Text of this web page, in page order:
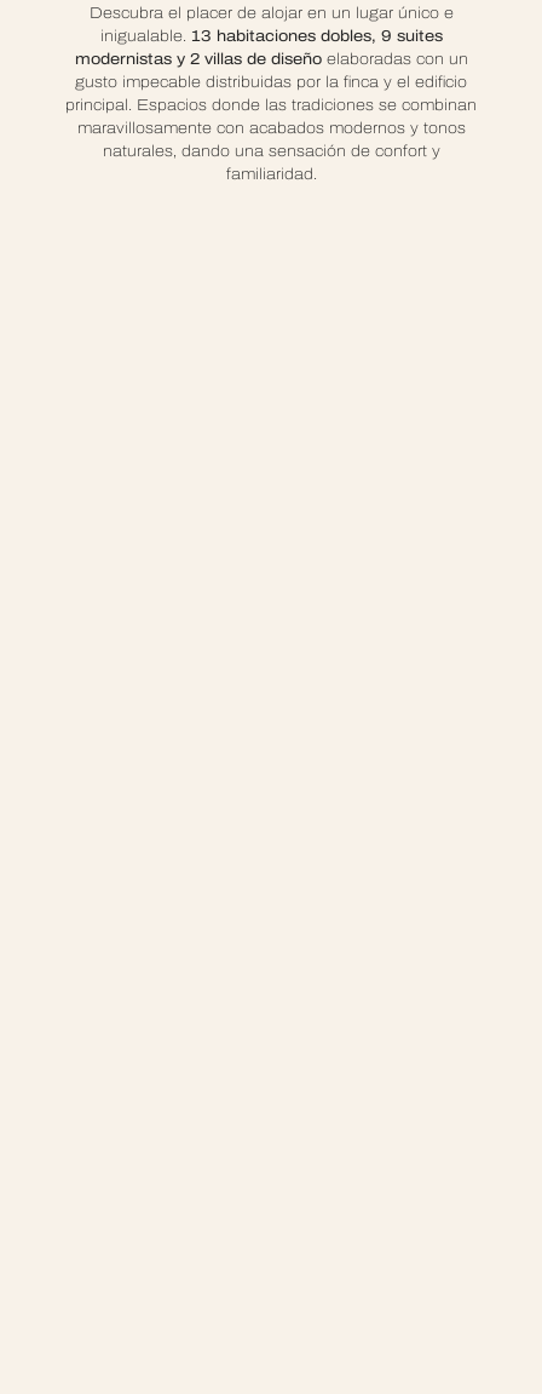
Descubra el placer de alojar en un lugar único e
inigualable. 13 habitaciones dobles, 9 suites
modernistas y 2 villas de diseñoelaboradas con un
gusto impecable distribuidas por la finca y el edificio
principal. Espacios donde las tradiciones se combinan
maravillosamente con acabados modernos y tonos
naturales, dando una sensación de confort y
familiaridad.